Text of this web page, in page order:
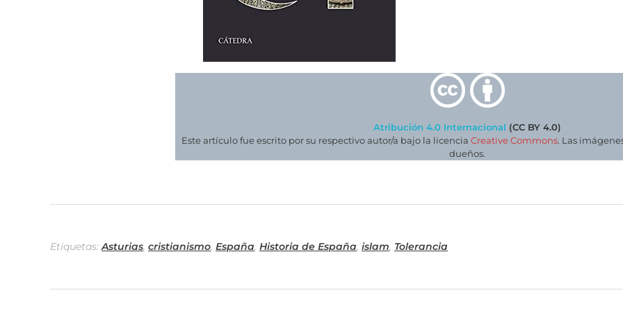
Atribución 4.0 Internacional (CC BY 4.0)
Este artículo fue escrito por su respectivo autor/a bajo la licencia Creative Commons. Las
dueños.
Etiquetas:Asturias, cristianismo, España, Historia de España, islam, Tolerancia